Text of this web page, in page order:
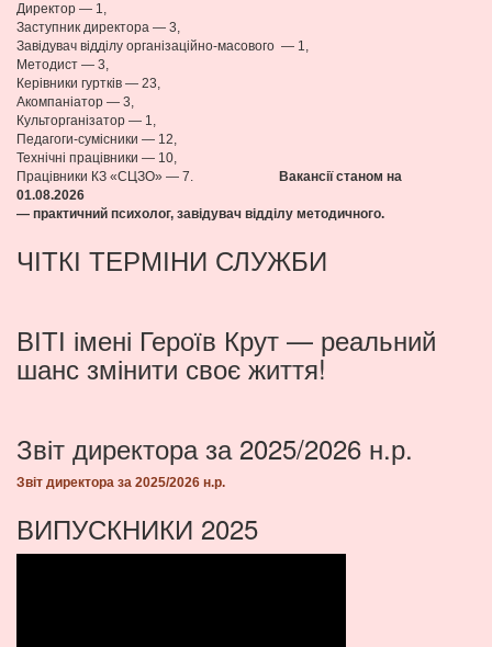
Директор — 1,
Заступник директора — 3,
Завідувач відділу організаційно-масового — 1,
Методист — 3,
Керівники гуртків — 23,
Акомпаніатор — 3,
Культорганізатор — 1,
Педагоги-сумісники — 12,
Технічні працівники — 10,
Працівники КЗ «СЦЗО» — 7.
Вакансії станом на
01.08.2026
— практичний психолог, завідувач відділу методичного.
ЧІТКІ ТЕРМІНИ СЛУЖБИ
ВІТІ імені Героїв Крут — реальний
шанс змінити своє життя!
Звіт директора за 2025/2026 н.р.
Звіт директора за 2025/2026 н.р.
ВИПУСКНИКИ 2025